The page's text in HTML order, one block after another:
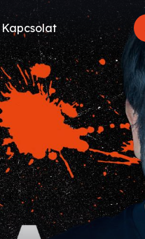
Kapcsolat